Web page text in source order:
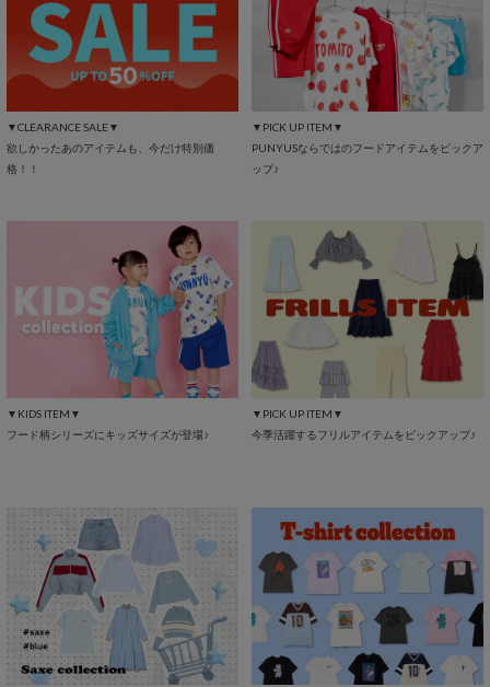
▼CLEARANCE SALE▼
欲しかったあのアイテムも、今だけ特別価
格！！
▼PICK UP ITEM▼
PUNYUSならではのフードアイテムをピックア
ップ♪
▼KIDS ITEM▼
フード柄シリーズにキッズサイズが登場♪
▼PICK UP ITEM▼
今季活躍するフリルアイテムをピックアップ♪